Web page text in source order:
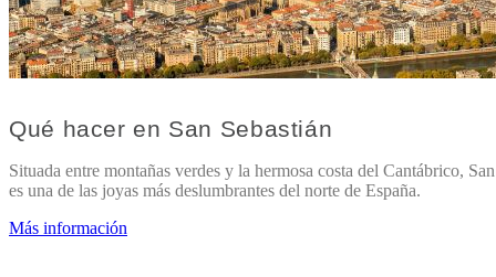
Qué hacer en San Sebastián
Situada entre montañas verdes y la hermosa costa del Cantábrico,
es una de las joyas más deslumbrantes del norte de España.
Más información